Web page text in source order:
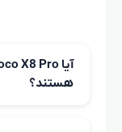
هستند؟